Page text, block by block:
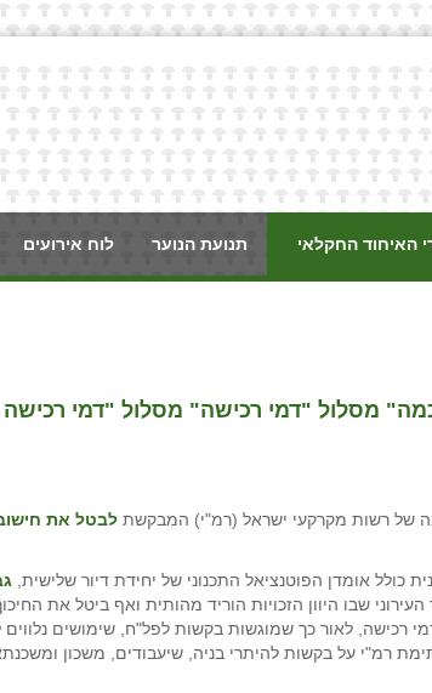
האיחוד החקלאי תנועת הנוער לוח אירועים
מסלול "דמי רכישה" מסלול "דמי רכישה
של רשות מקרקעי ישראל (רמ"י) המבקשת לבטל את
אומדן הפוטנציאל התכנוני של יחידת דיור שלישית,
שבו היוון הזכויות הוריד מהותית ואף ביטל את
רכישה, לאור כך שמוגשות בקשות לפל"ח, שימושים
רמ"י על בקשות להיתרי בניה, שיעבודים, משכון